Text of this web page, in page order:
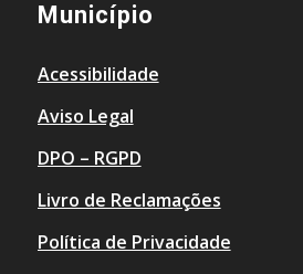
Município
Acessibilidade
Aviso Legal
DPO – RGPD
Livro de Reclamações
Política de Privacidade